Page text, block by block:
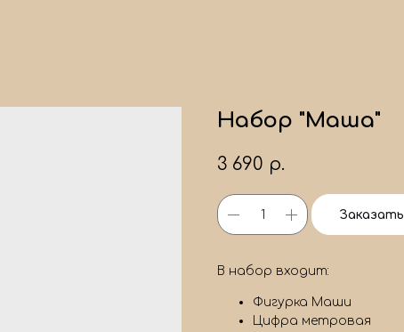
Набор "Маша"
3 690 р.
Заказать
В набор входит:
Фигурка Маши
Цифра метровая